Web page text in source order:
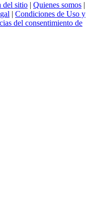
del sitio | Quienes somos |
| Condiciones de Uso y
del consentimiento de